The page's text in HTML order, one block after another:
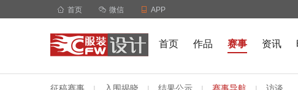
 首页  微信  APP
首页 作品 赛事 资讯